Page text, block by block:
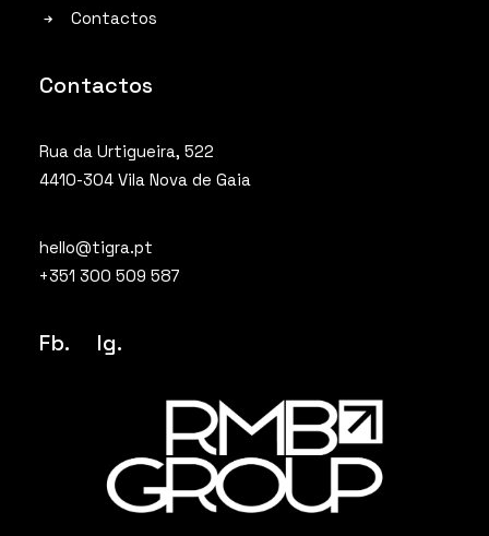
Contactos
Contactos
Rua da Urtigueira, 522
4410-304 Vila Nova de Gaia
hello@tigra.pt
+351 300 509 587
Fb. Ig.